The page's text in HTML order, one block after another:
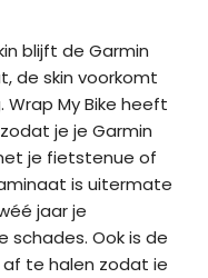
blijft de Garmin
de skin voorkomt
My Bike heeft
je je Garmin
je fietstenue of
is uitermate
jaar je
Ook is de
te halen zodat ie